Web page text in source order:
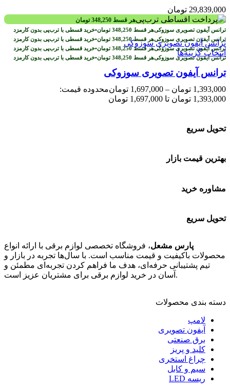
29,839,000 تومان
هر قسط 348,250 تومان
هر قسط 348,250 تومان•خرید قسطی با ترب‌پی بدون کارمزد
هر قسط348,250 تومان•خرید قسطی با ترب‌پی بدون کارمزد
هر قسط348,250 تومان•خرید قسطی با ترب‌پی بدون کارمزد
هر قسط 348,250 تومان•خرید قسطی با ترب‌پی بدون کارمزد
انتخاب گزینه‌ها
ترانس آیفون تصویری سوزوکی
1,393,000 تومان –
1,697,000 تومانمحدوده قیمت:
1,393,000 تومان تا 1,697,000 تومان
تحویل سریع
بهترین قیمت بازار
مشاوره خرید
تحویل سریع
پارس مشعل، فروشگاه تخصصی لوازم برقی با ارائه انواع
محصولات باکیفیت و قیمت مناسب است. با سال‌ها تجربه در بازار و
تیم پشتیبانی حرفه‌ای، هدف ما فراهم کردن تجربه‌ای مطمئن و
آسان در خرید لوازم برقی برای مشتریان عزیز است.
دسته بندی محصولات
لامپ
آیفون تصویری
برق صنعتی
کلید و پریز
چراغ استخری
سیم و کابل
ریسه LED